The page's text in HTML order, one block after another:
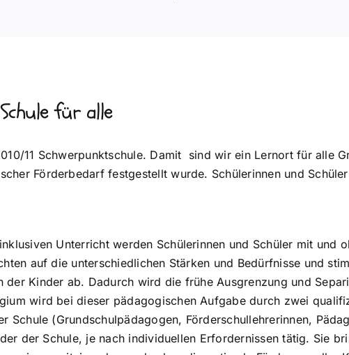
für alle
11 Schwerpunktschule. Damit sind wir ein Lernort für alle
Förderbedarf festgestellt wurde. Schülerinnen und
Unterricht werden Schülerinnen und Schüler mit und
auf die unterschiedlichen Stärken und Bedürfnisse und
der Kinder ab. Dadurch wird die frühe Ausgrenzung und
wird bei dieser pädagogischen Aufgabe durch zwei
Schule (Grundschulpädagogen, Förderschullehrerinnen,
der Schule, je nach individuellen Erfordernissen tätig. Sie